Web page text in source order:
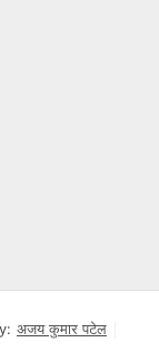
अजय कुमार पटेल